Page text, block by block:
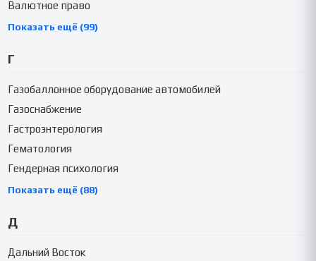
Валютное право
Показать ещё (99)
Г
Газобаллонное оборудование автомобилей
Газоснабжение
Гастроэнтерология
Гематология
Гендерная психология
Показать ещё (88)
Д
Дальний Восток